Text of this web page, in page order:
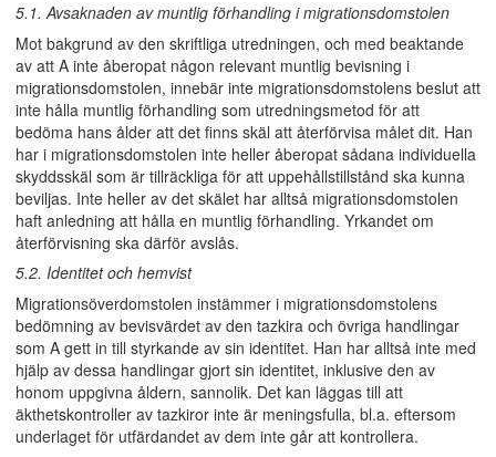
5.1. Avsaknaden av muntlig förhandling i migrationsdomstolen
Mot bakgrund av den skriftliga utredningen, och med beaktande
av att A inte åberopat någon relevant muntlig bevisning i
migrationsdomstolen, innebär inte migrationsdomstolens beslut att
inte hålla muntlig förhandling som utredningsmetod för att
bedöma hans ålder att det finns skäl att återförvisa målet dit. Han
har i migrationsdomstolen inte heller åberopat sådana individuella
skyddsskäl som är tillräckliga för att uppehållstillstånd ska kunna
beviljas. Inte heller av det skälet har alltså migrationsdomstolen
haft anledning att hålla en muntlig förhandling. Yrkandet om
återförvisning ska därför avslås.
5.2. Identitet och hemvist
Migrationsöverdomstolen instämmer i migrationsdomstolens
bedömning av bevisvärdet av den tazkira och övriga handlingar
som A gett in till styrkande av sin identitet. Han har alltså inte med
hjälp av dessa handlingar gjort sin identitet, inklusive den av
honom uppgivna åldern, sannolik. Det kan läggas till att
äkthetskontroller av tazkiror inte är meningsfulla, bl.a. eftersom
underlaget för utfärdandet av dem inte går att kontrollera.